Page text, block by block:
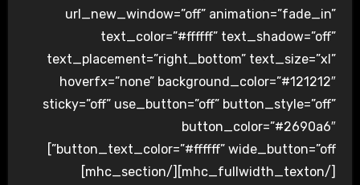
url_new_window=”off” animation=”fade_in”
text_color=”#ffffff” text_shadow=”off”
text_placement=”right_bottom” text_size=”xl”
hoverfx=”none” background_color=”#121212″
sticky=”off” use_button=”off” button_style=”off”
button_color=”#2690a6″
button_text_color=”#ffffff” wide_button=”off”]
[/mhc_fullwidth_texton][/mhc_section]